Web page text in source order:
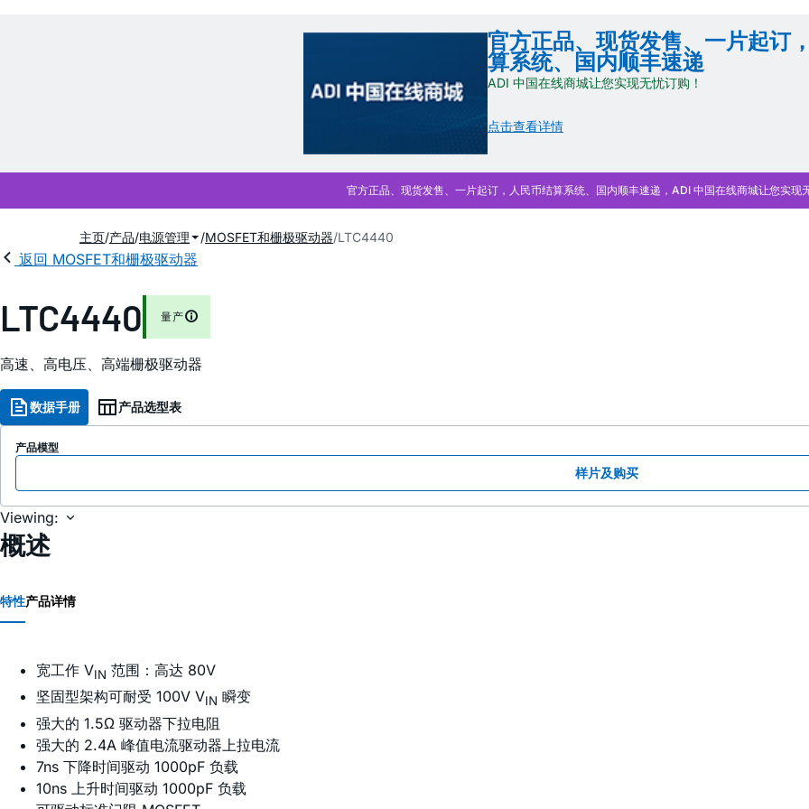
官方正品、现货发售、一片起订
算系统、国内顺丰速递
ADI 中国在线商城让您实现无忧订购！
点击查看详情
主页 产品 电源管理 MOSFET和栅极驱动器 LTC4440
返回 MOSFET和栅极驱动器
LTC4440 量产
高速、高电压、高端栅极驱动器
数据手册 产品选型表
产品模型
样片及购买
Viewing:
概述
特性产品详情
宽工作 VIN 范围：高达 80V
坚固型架构可耐受 100V VIN 瞬变
强大的 1.5Ω 驱动器下拉电阻
强大的 2.4A 峰值电流驱动器上拉电流
7ns 下降时间驱动 1000pF 负载
10ns 上升时间驱动 1000pF 负载